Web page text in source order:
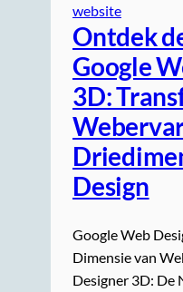
website
Ontdek
Google
3D:
Design
Google Web
Dimensie van
Designer 3D: De